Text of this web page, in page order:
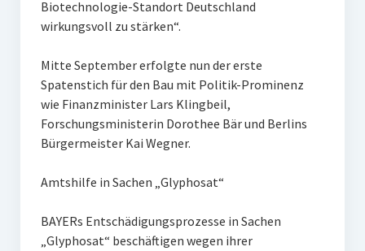
Biotechnologie-Standort Deutschland
wirkungsvoll zu stärken“.
Mitte September erfolgte nun der erste
Spatenstich für den Bau mit Politik-Prominenz
wie Finanzminister Lars Klingbeil,
Forschungsministerin Dorothee Bär und Berlins
Bürgermeister Kai Wegner.
Amtshilfe in Sachen „Glyphosat“
BAYERs Entschädigungsprozesse in Sachen
„Glyphosat“ beschäftigen wegen ihrer